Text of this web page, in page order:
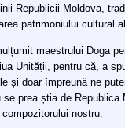
Republicii Moldova,
patrimoniului cultural
maestrului Doga
Unității, pentru că, a
și doar împreună ne
prea știa de Republica
nostru.